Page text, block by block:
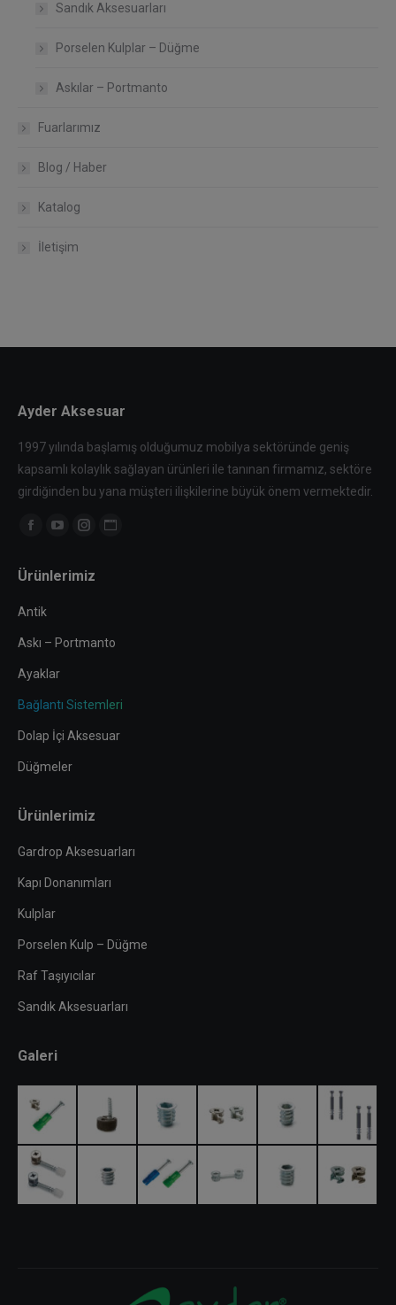
Sandık Aksesuarları
Porselen Kulplar – Düğme
Askılar – Portmanto
Fuarlarımız
Blog / Haber
Katalog
İletişim
Ayder Aksesuar
1997 yılında başlamış olduğumuz mobilya sektöründe geniş
kapsamlı kolaylık sağlayan ürünleri ile tanınan firmamız, sektöre
girdiğinden bu yana müşteri ilişkilerine büyük önem vermektedir.
Find us on:
Facebook
opens
in
window
YouTube
opens
window
Instagram
opens
window
Website
window
Ürünlerimiz
Antik
Askı – Portmanto
Ayaklar
Bağlantı Sistemleri
Dolap İçi Aksesuar
Düğmeler
Ürünlerimiz
Gardrop Aksesuarları
Kapı Donanımları
Kulplar
Porselen Kulp – Düğme
Raf Taşıyıcılar
Sandık Aksesuarları
Galeri